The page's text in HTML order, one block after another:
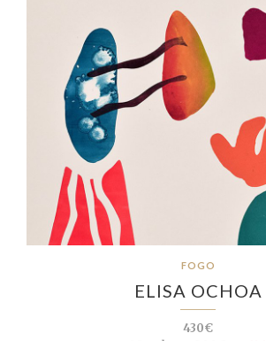
FOGO
ELISA OCHOA
430€